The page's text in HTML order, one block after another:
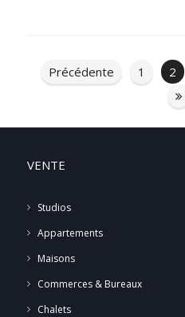
Précédente 1 2
VENTE
Studios
Appartements
Maisons
Commerces & Bureaux
Chalets